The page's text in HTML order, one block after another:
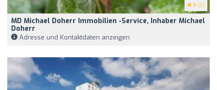
5 (5)
MD Michael Doherr Immobilien -Service, Inhaber Michael
Doherr
Adresse und Kontaktdaten anzeigen